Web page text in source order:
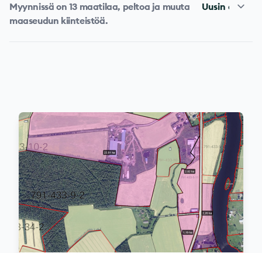
Myynnissä on 13 maatilaa, peltoa ja muuta
maaseudun kiinteistöä.